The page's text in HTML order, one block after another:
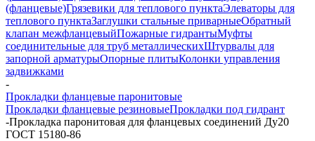
(фланцевые)Грязевики для теплового пунктаЭлеваторы для
теплового пунктаЗаглушки стальные приварныеОбратный
клапан межфланцевыйПожарные гидрантыМуфты
соединительные для труб металлическихШтурвалы для
запорной арматурыОпорные плитыКолонки управления
задвижками
-
Прокладки фланцевые паронитовые
Прокладки фланцевые резиновыеПрокладки под гидрант
-Прокладка паронитовая для фланцевых соединений Ду20
ГОСТ 15180-86